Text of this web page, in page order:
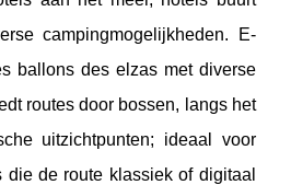
campingmogelijkheden. E-
ballons des elzas met diverse
routes door bossen, langs het
uitzichtpunten; ideaal voor
die de route klassiek of digitaal